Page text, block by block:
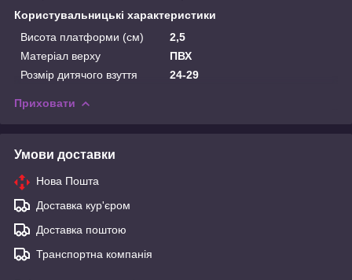
Користувальницькі характеристики
Висота платформи (см)
2,5
Матеріал верху
ПВХ
Розмір дитячого взуття
24-29
Приховати
Умови доставки
Нова Пошта
Доставка кур'єром
Доставка поштою
Транспортна компанія